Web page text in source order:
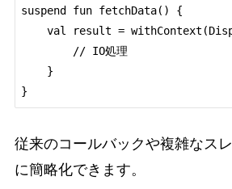
suspend fun fetchData() {
}
従来のコールバックや複雑なス
に簡略化できます。